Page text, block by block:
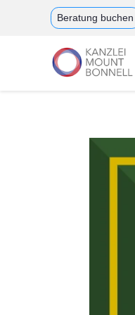
Beratung buchen